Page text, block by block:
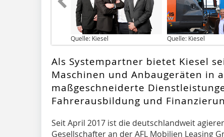
Quelle: Kiesel Quelle: Kiesel
Als Systempartner bietet Kiesel
Maschinen und Anbaugeräten in
maßgeschneiderte
Fahrerausbildung und
Seit April 2017 ist die deutschlandweit
Gesellschafter an der AFL Mobilien Leasing